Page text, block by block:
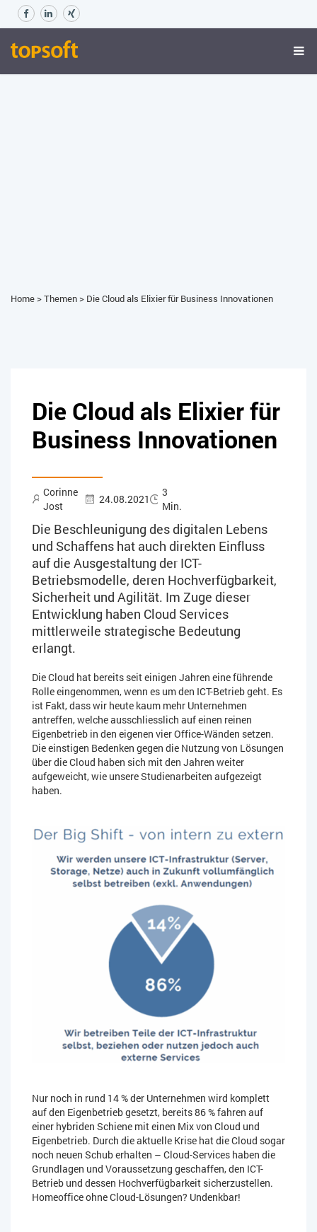
Home>Themen> Die Cloud als Elixier für Business Innovationen
Die Cloud als Elixier für
Business Innovationen
Corinne
Jost
24.08.2021
3
Min.
Die Beschleunigung des digitalen Lebens
und Schaffens hat auch direkten Einfluss
auf die Ausgestaltung der ICT-
Betriebsmodelle, deren Hochverfügbarkeit,
Sicherheit und Agilität. Im Zuge dieser
Entwicklung haben Cloud Services
mittlerweile strategische Bedeutung
erlangt.
Die Cloud hat bereits seit einigen Jahren eine führende
Rolle eingenommen, wenn es um den ICT-Betrieb geht. Es
ist Fakt, dass wir heute kaum mehr Unternehmen
antreffen, welche ausschliesslich auf einen reinen
Eigenbetrieb in den eigenen vier Office-Wänden setzen.
Die einstigen Bedenken gegen die Nutzung von Lösungen
über die Cloud haben sich mit den Jahren weiter
aufgeweicht, wie unsere Studienarbeiten aufgezeigt
haben.
Nur noch in rund 14 % der Unternehmen wird komplett
auf den Eigenbetrieb gesetzt, bereits 86 % fahren auf
einer hybriden Schiene mit einen Mix von Cloud und
Eigenbetrieb. Durch die aktuelle Krise hat die Cloud sogar
noch neuen Schub erhalten – Cloud-Services haben die
Grundlagen und Voraussetzung geschaffen, den ICT-
Betrieb und dessen Hochverfügbarkeit sicherzustellen.
Homeoffice ohne Cloud-Lösungen? Undenkbar!